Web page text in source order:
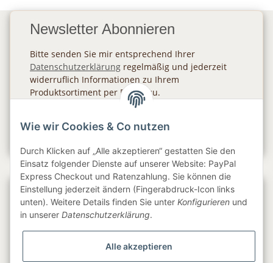
Newsletter Abonnieren
Bitte senden Sie mir entsprechend Ihrer
Datenschutzerklärung regelmäßig und jederzeit
widerruflich Informationen zu Ihrem
Produktsortiment per E-Mail zu.
Gesetzliche Informationen
Wie wir Cookies & Co nutzen
Durch Klicken auf „Alle akzeptieren“ gestatten Sie den
Einsatz folgender Dienste auf unserer Website: PayPal
Express Checkout und Ratenzahlung. Sie können die
Einstellung jederzeit ändern (Fingerabdruck-Icon links
unten). Weitere Details finden Sie unter Konfigurieren und
in unserer Datenschutzerklärung.
Alle akzeptieren